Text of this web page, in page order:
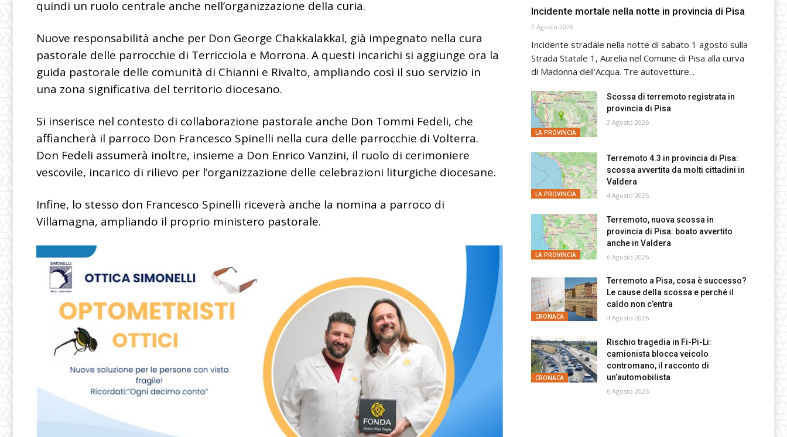
quindi un ruolo centrale anche nell’organizzazione della curia.
Nuove responsabilità anche per Don George Chakkalakkal, già impegnato nella cura
pastorale delle parrocchie di Terricciola e Morrona. A questi incarichi si aggiunge ora la
guida pastorale delle comunità di Chianni e Rivalto, ampliando così il suo servizio in
una zona significativa del territorio diocesano.
Si inserisce nel contesto di collaborazione pastorale anche Don Tommi Fedeli, che
affiancherà il parroco Don Francesco Spinelli nella cura delle parrocchie di Volterra.
Don Fedeli assumerà inoltre, insieme a Don Enrico Vanzini, il ruolo di cerimoniere
vescovile, incarico di rilievo per l’organizzazione delle celebrazioni liturgiche diocesane.
Infine, lo stesso don Francesco Spinelli riceverà anche la nomina a parroco di
Villamagna, ampliando il proprio ministero pastorale.
Incidente mortale nella notte in provincia di Pisa
2 Agosto 2026
Incidente stradale nella notte di sabato 1 agosto sulla
Strada Statale 1, Aurelia nel Comune di Pisa alla curva
di Madonna dell’Acqua. Tre autovetture...
LA PROVINCIA
Scossa di terremoto registrata in
provincia di Pisa
3 Agosto 2026
LA PROVINCIA
Terremoto 4.3 in provincia di Pisa:
scossa avvertita da molti cittadini in
Valdera
4 Agosto 2026
LA PROVINCIA
Terremoto, nuova scossa in
provincia di Pisa: boato avvertito
anche in Valdera
6 Agosto 2026
CRONACA
Terremoto a Pisa, cosa è successo?
Le cause della scossa e perché il
caldo non c’entra
4 Agosto 2026
CRONACA
Rischio tragedia in Fi-Pi-Li:
camionista blocca veicolo
contromano, il racconto di
un’automobilista
6 Agosto 2026